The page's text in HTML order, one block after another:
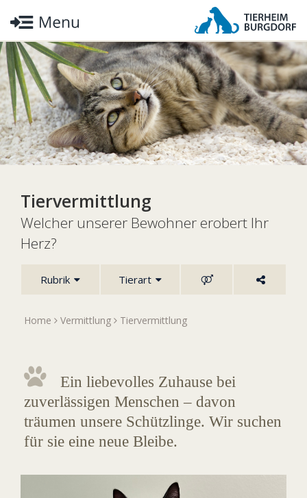
Tiervermittlung
Welcher unserer Bewohner erobert Ihr
Herz?
Rubrik Tierart
Home Vermittlung Tiervermittlung
Ein liebevolles Zuhause bei
zuverlässigen Menschen – davon
träumen unsere Schützlinge. Wir suchen
für sie eine neue Bleibe.